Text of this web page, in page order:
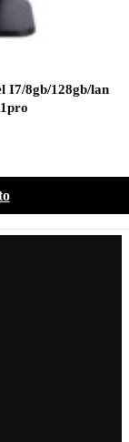
I7/8gb/128gb/lan